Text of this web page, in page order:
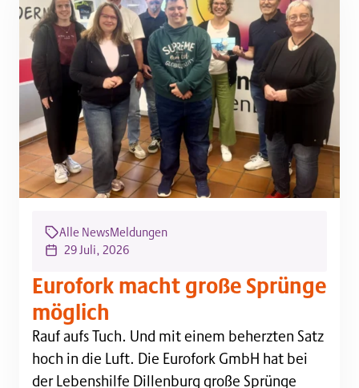
Alle NewsMeldungen
29 Juli, 2026
Eurofork macht große Sprünge
möglich
Rauf aufs Tuch. Und mit einem beherzten Satz
Rauf aufs Tuch. Und mit einem beherzten Satz
hoch in die Luft. Die Eurofork GmbH hat bei
der Lebenshilfe Dillenburg große Sprünge